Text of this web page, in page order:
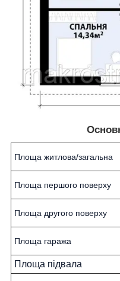
Площа житлова/загальна
Площа першого поверху
Площа другого поверху
Площа гаража
Площа підвала